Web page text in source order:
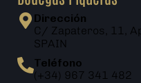
Dirección
C/ Zapateros, 11,
SPAIN
Teléfono
(+34) 967 341 482